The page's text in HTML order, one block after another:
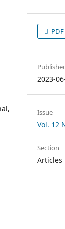
PDF
2023-
Issue
Vol. 12
Section
Articles